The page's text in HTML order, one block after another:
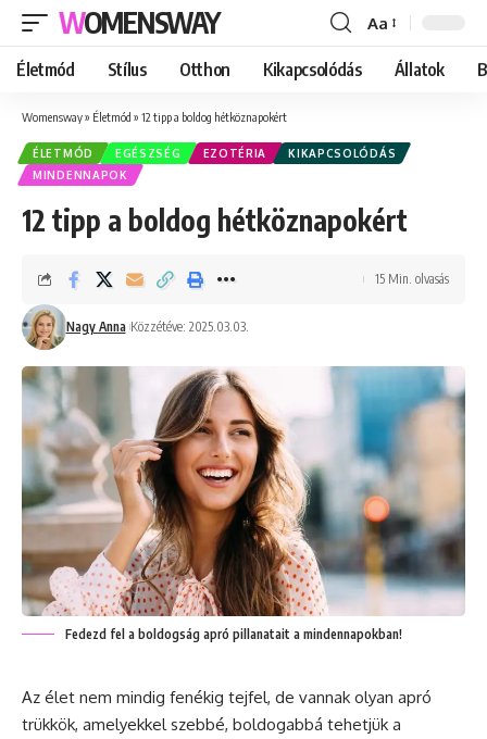
WOMENSWAY
Font
Resizer
Aa
Életmód Stílus Otthon Kikapcsolódás Állatok
Womensway» Életmód » 12 tipp a boldog hétköznapokért
ÉLETMÓD EGÉSZSÉG EZOTÉRIA
KIKAPCSOLÓDÁS
MINDENNAPOK
12 tipp a boldog hétköznapokért
Nagy Anna Közzétéve: 2025.03.03.
15 Min. olvasás
Fedezd fel a boldogság apró pillanatait a mindennapokban!
Az élet nem mindig fenékig tejfel, de vannak olyan apró
trükkök, amelyekkel szebbé, boldogabbá tehetjük a